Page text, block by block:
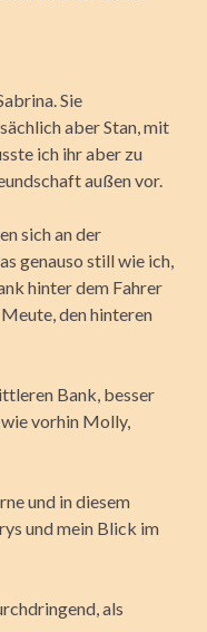
Sie
aber Stan, mit
ich ihr aber zu
außen vor.
sich an der
genauso still wie ich,
hinter dem Fahrer
den hinteren
Bank, besser
vorhin Molly,
und in diesem
und mein Blick im
als